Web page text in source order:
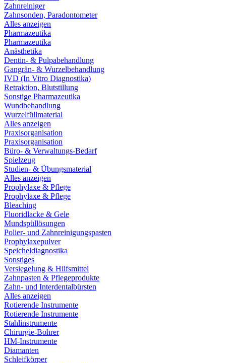
Zahnreiniger
Zahnsonden, Paradontometer
Alles anzeigen
Pharmazeutika
Pharmazeutika
Anästhetika
Dentin- & Pulpabehandlung
Gangrän- & Wurzelbehandlung
IVD (In Vitro Diagnostika)
Retraktion, Blutstillung
Sonstige Pharmazeutika
Wundbehandlung
Wurzelfüllmaterial
Alles anzeigen
Praxisorganisation
Praxisorganisation
Büro- & Verwaltungs-Bedarf
Spielzeug
Studien- & Übungsmaterial
Alles anzeigen
Prophylaxe & Pflege
Prophylaxe & Pflege
Bleaching
Fluoridlacke & Gele
Mundspüllösungen
Polier- und Zahnreinigungspasten
Prophylaxepulver
Speicheldiagnostika
Sonstiges
Versiegelung & Hilfsmittel
Zahnpasten & Pflegeprodukte
Zahn- und Interdentalbürsten
Alles anzeigen
Rotierende Instrumente
Rotierende Instrumente
Stahlinstrumente
Chirurgie-Bohrer
HM-Instrumente
Diamanten
Schleifkörper